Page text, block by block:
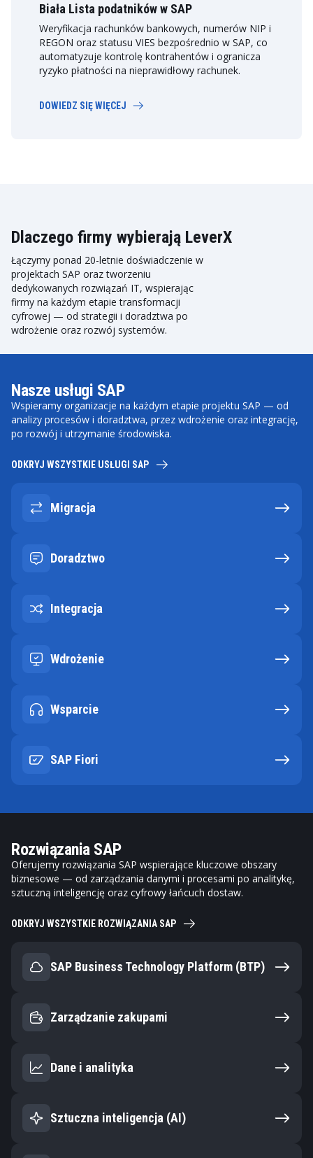
Biała Lista podatników w SAP
Weryfikacja rachunków bankowych, numerów NIP i
REGON oraz statusu VIES bezpośrednio w SAP, co
automatyzuje kontrolę kontrahentów i ogranicza
ryzyko płatności na nieprawidłowy rachunek.
DOWIEDZ SIĘ WIĘCEJ
Dlaczego firmy wybierają LeverX
Łączymy ponad 20-letnie doświadczenie w
projektach SAP oraz tworzeniu
dedykowanych rozwiązań IT, wspierając
firmy na każdym etapie transformacji
cyfrowej — od strategii i doradztwa po
wdrożenie oraz rozwój systemów.
Migracja
Doradztwo
Integracja
Wdrożenie
Wsparcie
SAP Fiori
Nasze usługi SAP
Wspieramy organizacje na każdym etapie projektu SAP — od
analizy procesów i doradztwa, przez wdrożenie oraz integrację,
po rozwój i utrzymanie środowiska.
ODKRYJ WSZYSTKIE USŁUGI SAP
SAP Business Technology Platform (BTP)
Zarządzanie zakupami
Dane i analityka
Sztuczna inteligencja (AI)
Rozwiązania SAP
Oferujemy rozwiązania SAP wspierające kluczowe obszary
biznesowe — od zarządzania danymi i procesami po analitykę,
sztuczną inteligencję oraz cyfrowy łańcuch dostaw.
ODKRYJ WSZYSTKIE ROZWIĄZANIA SAP